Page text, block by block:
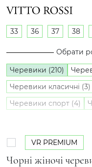
Чорні жіночі
33 36 37 38
Обрати
Черевики (210)
Черевики класичні (3)
Черевики спорт (4)
VR PREMIUM